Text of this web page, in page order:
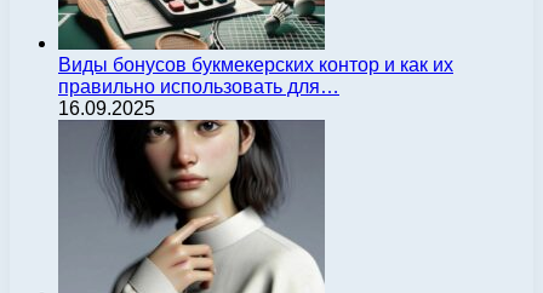
Виды бонусов букмекерских контор и как их
правильно использовать для…
16.09.2025